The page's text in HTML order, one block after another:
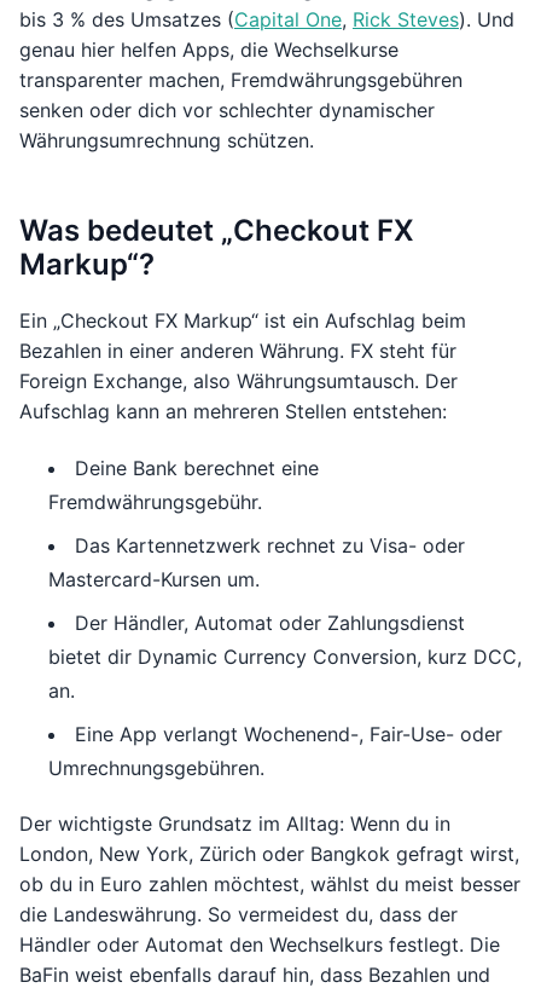
bis 3 % des Umsatzes (Capital One, Rick Steves). Und
genau hier helfen Apps, die Wechselkurse
transparenter machen, Fremdwährungsgebühren
senken oder dich vor schlechter dynamischer
Währungsumrechnung schützen.
Was bedeutet „Checkout FX
Markup“?
Ein „Checkout FX Markup“ ist ein Aufschlag beim
Bezahlen in einer anderen Währung. FX steht für
Foreign Exchange, also Währungsumtausch. Der
Aufschlag kann an mehreren Stellen entstehen:
Deine Bank berechnet eine
Fremdwährungsgebühr.
Das Kartennetzwerk rechnet zu Visa- oder
Mastercard-Kursen um.
Der Händler, Automat oder Zahlungsdienst
bietet dir Dynamic Currency Conversion, kurz DCC,
an.
Eine App verlangt Wochenend-, Fair-Use- oder
Umrechnungsgebühren.
Der wichtigste Grundsatz im Alltag: Wenn du in
London, New York, Zürich oder Bangkok gefragt wirst,
ob du in Euro zahlen möchtest, wählst du meist besser
die Landeswährung. So vermeidest du, dass der
Händler oder Automat den Wechselkurs festlegt. Die
BaFin weist ebenfalls darauf hin, dass Bezahlen und